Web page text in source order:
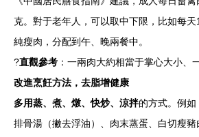
克。對于老年人，可以取中下限，比如每
純瘦肉，分配到午、晚兩餐中。
?直觀參考 ：一兩肉大約相當于掌心大小、
改進烹飪方法，去脂增健康
多用蒸、煮、燉、快炒、涼拌的方式。例如
排骨湯（撇去浮油）、肉末蒸蛋、白切瘦豬